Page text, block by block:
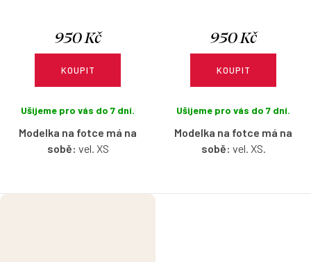
950 Kč
KOUPIT
Ušijeme pro vás do 7 dní.
Modelka na fotce má na
sobě: vel. XS
výstřihem bez rukávů ve vzoru
950 Kč
KOUPIT
Ušijeme pro vás do 7 dní.
Modelka na fotce má na
sobě: vel. XS.